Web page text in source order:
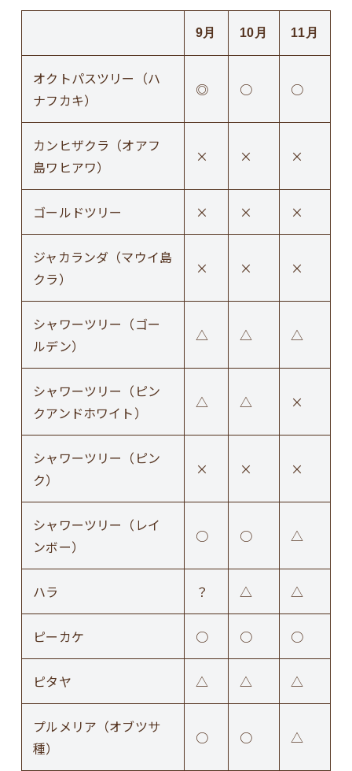
9月 10月 11月
オクトパスツリー（ハ
ナフカキ）
◎ ○ ○
カンヒザクラ（オアフ
島ワヒアワ）
× × ×
ゴールドツリー × × ×
ジャカランダ（マウイ島
クラ）
× × ×
シャワーツリー（ゴー
ルデン）
△ △ △
シャワーツリー（ピン
クアンドホワイト）
△ △ ×
シャワーツリー（ピン
ク）
× × ×
シャワーツリー（レイ
ンボー）
○ ○ △
ハラ ？ △ △
ピーカケ ○ ○ ○
ピタヤ △ △ △
プルメリア（オブツサ
種）
○ ○ △